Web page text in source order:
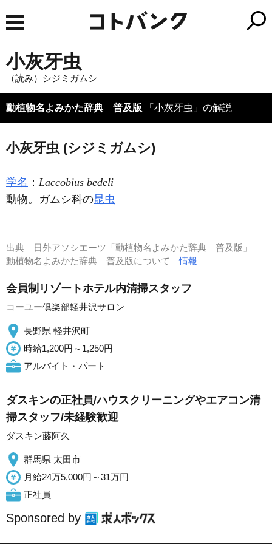
小灰牙虫
（読み）シジミガムシ
動植物名よみかた辞典 普及版 「小灰牙虫」の解説
小灰牙虫 (シジミガムシ)
学名 ： Laccobius bedeli
動物。ガムシ科の昆虫
出典
日外アソシエーツ「動植物名よみかた辞典 普及版」
動植物名よみかた辞典 普及版について情報
会員制リゾートホテル内清掃スタッフ
コーユー倶楽部軽井沢サロン
長野県 軽井沢町
時給1,200円～1,250円
アルバイト・パート
ダスキンの正社員/ハウスクリーニングやエアコン清
掃スタッフ/未経験歓迎
ダスキン藤阿久
群馬県 太田市
月給24万5,000円～31万円
正社員
Sponsored by